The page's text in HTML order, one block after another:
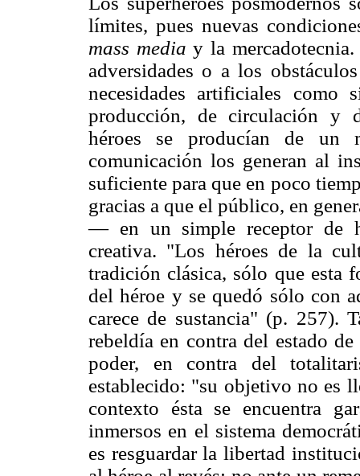
límites, pues nuevas
mass mediay la
adversidades o a los
necesidades artificiales como
producción, de circulación y
héroes se producían de un
comunicación los generan al
suficiente para que en poco
gracias a que el público, en
— en un simple receptor de
creativa. "Los héroes de la
tradición clásica, sólo que esta
del héroe y se quedó sólo con
carece de sustancia" (p. 257).
rebeldía en contra del estado
poder, en contra del
establecido: "su objetivo no es
contexto ésta se encuentra
inmersos en el sistema
es resguardar la libertad